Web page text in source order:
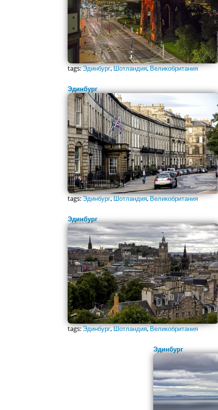
tags:Эдинбург,Шотландия,Великобритания
Эдинбург
tags:Эдинбург,Шотландия,Великобритания
Эдинбург
tags:Эдинбург,Шотландия,Великобритания
Эдинбург